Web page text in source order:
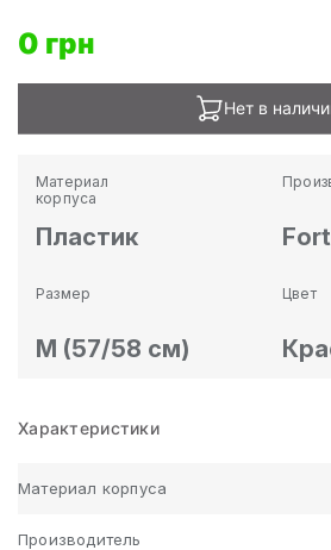
0 грн
Нет в
Материал
корпуса
Пластик
Размер
M (57/58 см)
Цвет
Характеристики
Материал корпуса
Производитель